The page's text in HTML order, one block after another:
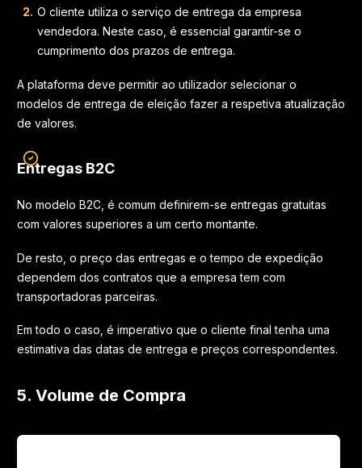
O cliente utiliza o serviço de entrega da empresa
vendedora. Neste caso, é essencial garantir-se o
cumprimento dos prazos de entrega.
A plataforma deve permitir ao utilizador selecionar o
modelos de entrega de eleição fazer a respetiva atualização
de valores.
Entregas B2C
No modelo B2C, é comum definirem-se entregas gratuitas
com valores superiores a um certo montante.
De resto, o preço das entregas e o tempo de expedição
dependem dos contratos que a empresa tem com
transportadoras parceiras.
Em todo o caso, é imperativo que o cliente final tenha uma
estimativa das datas de entrega e preços correspondentes.
5. Volume de Compra